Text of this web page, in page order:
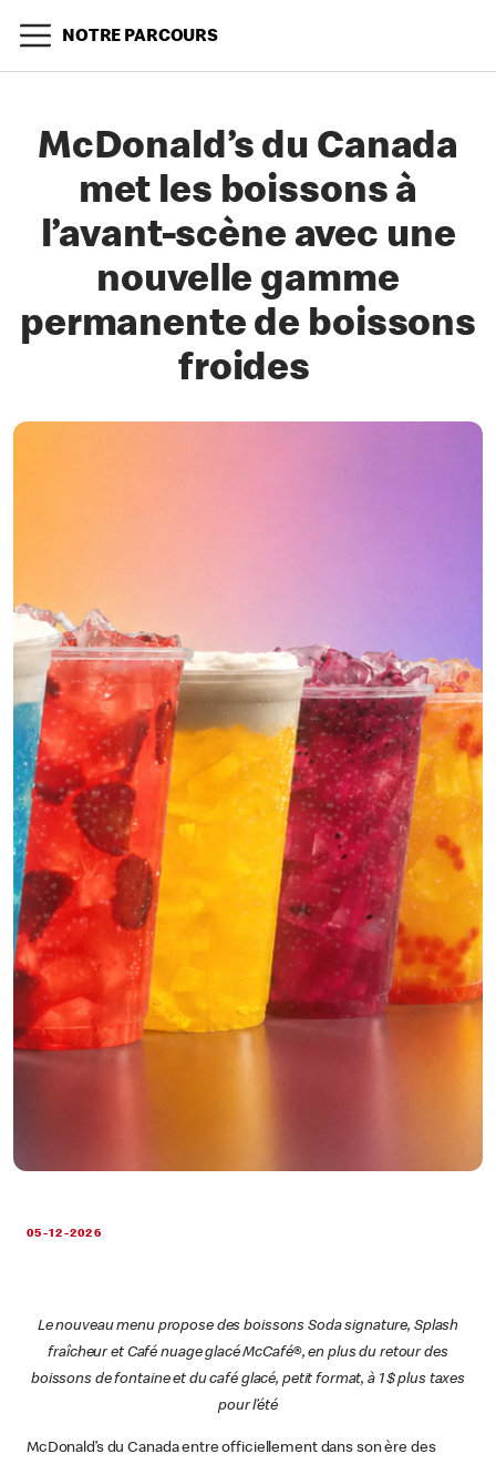
NOTRE PARCOURS
McDonald’s du Canada
met les boissons à
l’avant-scène avec une
nouvelle gamme
permanente de boissons
froides
05-12-2026
Le nouveau menu propose des boissons Soda signature, Splash
fraîcheur et Café nuage glacé McCafé®, en plus du retour des
boissons de fontaine et du café glacé, petit format, à 1 $ plus taxes
pour l’été
McDonald’s du Canada entre officiellement dans son ère des